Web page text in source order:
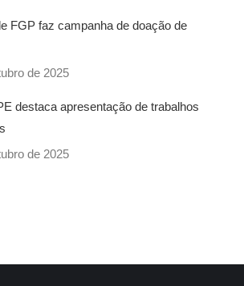
FGP faz campanha de doação de
de 2025
destaca apresentação de trabalhos
de 2025